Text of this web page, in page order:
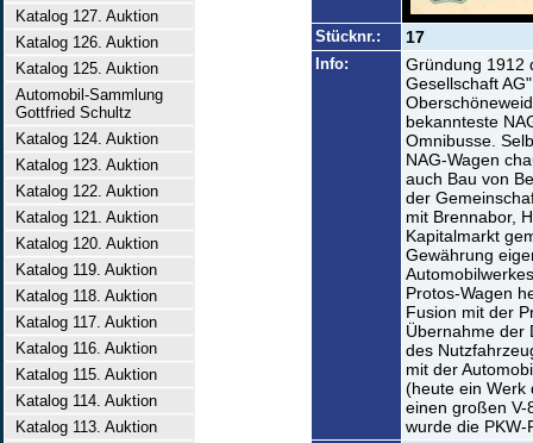
Katalog 127. Auktion
Katalog 126. Auktion
Katalog 125. Auktion
Automobil-Sammlung
Gottfried Schultz
Katalog 124. Auktion
Katalog 123. Auktion
Katalog 122. Auktion
Katalog 121. Auktion
Katalog 120. Auktion
Katalog 119. Auktion
Katalog 118. Auktion
Katalog 117. Auktion
Katalog 116. Auktion
Katalog 115. Auktion
Katalog 114. Auktion
Katalog 113. Auktion
Stücknr.: 17
Info:
Gründung 1912
Gesellschaft
bekannteste
Omnibusse.
NAG-Wagen
auch Bau von
der
mit Brennabor,
Kapitalmarkt
Gewährung
Protos-Wagen
Fusion mit der
Übernahme der
des
mit der
(heute ein Werk
einen großen V-
wurde die